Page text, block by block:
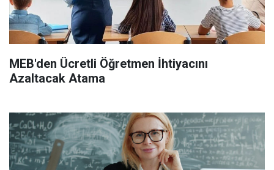
MEB'den Ücretli Öğretmen İhtiyacını
Azaltacak Atama